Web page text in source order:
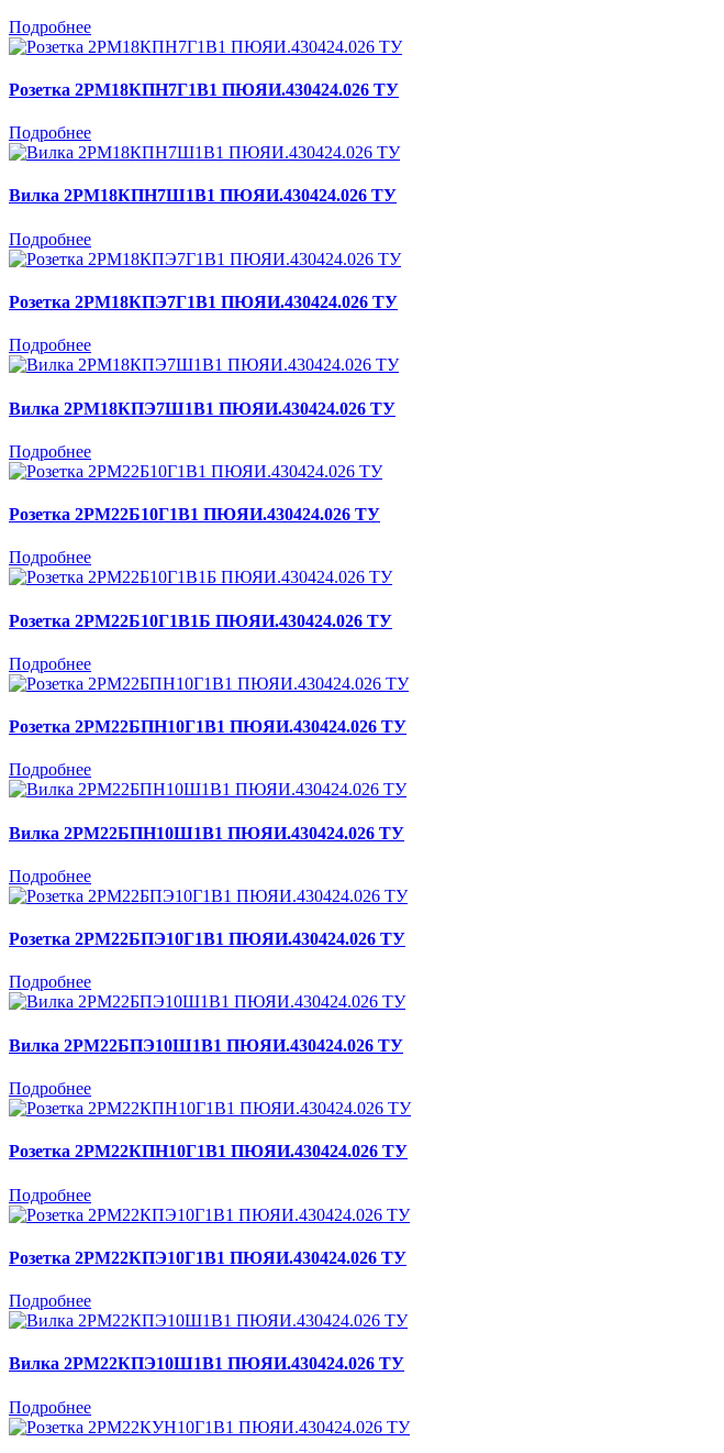
Подробнее
Розетка 2РМ18КПН7Г1В1 ПЮЯИ.430424.026 ТУ
Подробнее
Вилка 2РМ18КПН7Ш1В1 ПЮЯИ.430424.026 ТУ
Подробнее
Розетка 2РМ18КПЭ7Г1В1 ПЮЯИ.430424.026 ТУ
Подробнее
Вилка 2РМ18КПЭ7Ш1В1 ПЮЯИ.430424.026 ТУ
Подробнее
Розетка 2РМ22Б10Г1В1 ПЮЯИ.430424.026 ТУ
Подробнее
Розетка 2РМ22Б10Г1В1Б ПЮЯИ.430424.026 ТУ
Подробнее
Розетка 2РМ22БПН10Г1В1 ПЮЯИ.430424.026 ТУ
Подробнее
Вилка 2РМ22БПН10Ш1В1 ПЮЯИ.430424.026 ТУ
Подробнее
Розетка 2РМ22БПЭ10Г1В1 ПЮЯИ.430424.026 ТУ
Подробнее
Вилка 2РМ22БПЭ10Ш1В1 ПЮЯИ.430424.026 ТУ
Подробнее
Розетка 2РМ22КПН10Г1В1 ПЮЯИ.430424.026 ТУ
Подробнее
Розетка 2РМ22КПЭ10Г1В1 ПЮЯИ.430424.026 ТУ
Подробнее
Вилка 2РМ22КПЭ10Ш1В1 ПЮЯИ.430424.026 ТУ
Подробнее